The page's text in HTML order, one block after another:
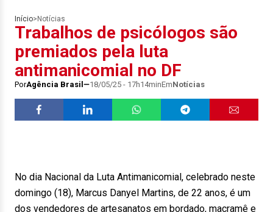
Início> Notícias
Trabalhos de psicólogos são
premiados pela luta
antimanicomial no DF
PorAgência Brasil 18/05/25 - 17h14minEmNotícias
No dia Nacional da Luta Antimanicomial, celebrado neste
domingo (18), Marcus Danyel Martins, de 22 anos, é um
dos vendedores de artesanatos em bordado, macramê e